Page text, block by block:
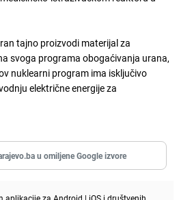
tajno proizvodi materijal za
svoga programa obogaćivanja urana,
nuklearni program ima isključivo
električne energije za
u omiljene Google izvore
aplikacije za Android | iOS i društvenih